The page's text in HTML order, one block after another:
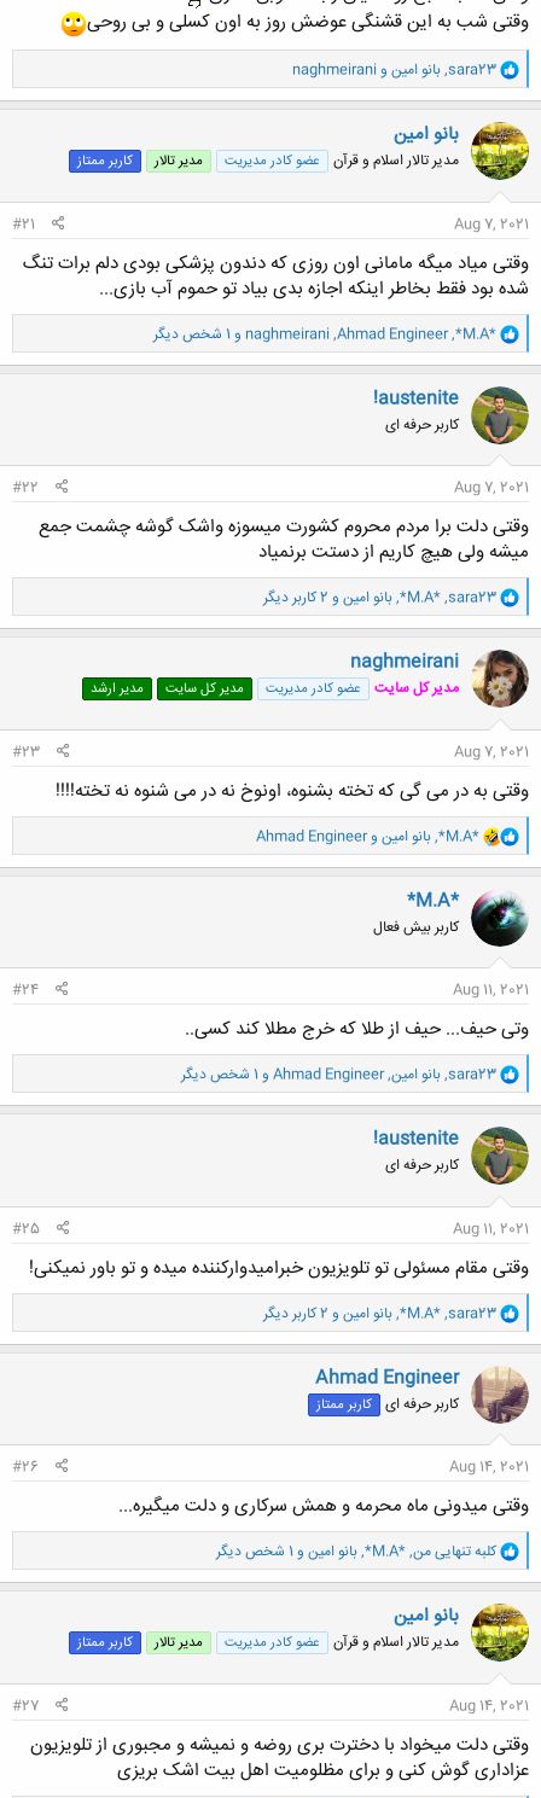
وقتی شب به این قشنگی عوضش روز به اون کسلی و بی روحی
و
ا
ک
ن
ش
ه
ا
sara23
,بانو امین و naghmeirani
بانو امین
مدیر تالار اسلام و قرآن عضو کادر مدیریت مدیر تالار کاربر ممتاز
Aug 7, 2021
#21
وقتی میاد میگه مامانی اون روزی که دندون پزشکی بودی دلم برات تنگ
شده بود فقط بخاطر اینکه اجازه بدی بیاد تو حموم آب بازی...
و
ا
ک
ن
ش
ه
ا
*M.A*
,
Ahmad Engineer
,
naghmeirani و 1 شخص دیگر
!austenite
کاربر حرفه ای
Aug 7, 2021
#22
وقتی دلت برا مردم محروم کشورت میسوزه واشک گوشه چشمت جمع
میشه ولی هیچ کاریم از دستت برنمیاد
و
ا
ک
ن
ش
ه
ا
sara23
,
*M.A*
,بانو امین و 2 کاربر دیگر
naghmeirani
مدیر کل سایت عضو کادر مدیریت مدیر کل سایت مدیر ارشد
Aug 7, 2021
#23
وقتی به در می‌ گی که تخته بشنوه، اونوخ نه در می شنوه نه تخته!!!!
و
ا
ک
ش
ه
:
*M.A*
,بانو امین وAhmad Engineer
*M.A*
کاربر بیش فعال
Aug 11, 2021
#24
وتی حیف... حیف از طلا که خرج مطلا کند کسی..
و
ا
ک
ن
ش
ه
ا
sara23
,بانو امین,
Ahmad Engineer و 1 شخص دیگر
!austenite
کاربر حرفه ای
Aug 11, 2021
#25
وقتی مقام مسئولی تو تلویزیون خبرامیدوارکننده میده و تو باور نمیکنی!
و
ا
ک
ن
ش
ه
ا
sara23
,
*M.A*
,بانو امین و 2 کاربر دیگر
Ahmad Engineer
کاربر حرفه ای کاربر ممتاز
Aug 14, 2021
#26
وقتی میدونی ماه محرمه و همش سرکاری و دلت میگیره...
و
ا
ک
ن
ش
ه
ا
کلبه تنهایی من,
*M.A*
,بانو امین و 1 شخص دیگر
بانو امین
مدیر تالار اسلام و قرآن عضو کادر مدیریت مدیر تالار کاربر ممتاز
Aug 14, 2021
#27
وقتی دلت میخواد با دخترت بری روضه و نمیشه و مجبوری از تلویزیون
عزاداری گوش کنی و برای مظلومیت اهل بیت اشک بریزی